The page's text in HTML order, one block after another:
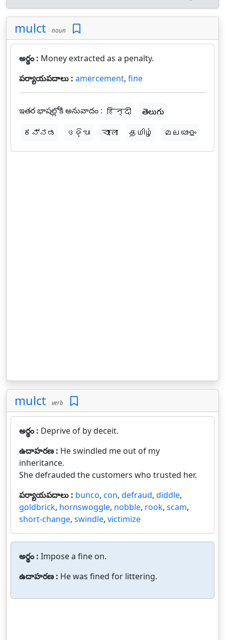
mulct noun
అర్థం : Money extracted as a penalty.
పర్యాయపదాలు : amercement, fine
ఇతర భాషల్లోకి అనువాదం : हिन्दी
తెలుగు
ಕನ್ನಡ
ଓଡ଼ିଆ বাংলা தமிழ் മലയാളം
mulct verb
అర్థం : Deprive of by deceit.
ఉదాహరణ : He swindled me out of my
inheritance.
She defrauded the customers who trusted her.
పర్యాయపదాలు : bunco, con, defraud, diddle,
goldbrick, hornswoggle, nobble, rook, scam,
short-change, swindle, victimize
అర్థం : Impose a fine on.
ఉదాహరణ : He was fined for littering.